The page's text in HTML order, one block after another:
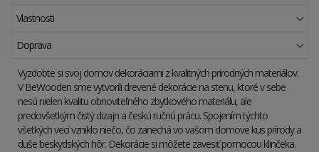
Vlastnosti
Doprava
Vyzdobte si svoj domov dekoráciami z kvalitných prírodných materiálov.
V BeWooden sme vytvorili drevené dekorácie na stenu, ktoré v sebe
nesú nielen kvalitu obnoviteľného zbytkového materiálu, ale
predovšetkým čistý dizajn a českú ručnú prácu. Spojením týchto
všetkých vecí vzniklo niečo, čo zanechá vo vašom domove kus prírody a
duše beskydských hôr. Dekorácie si môžete zavesiť pomocou klinčeka.